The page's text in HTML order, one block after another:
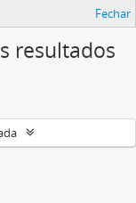
Fechar
resultados